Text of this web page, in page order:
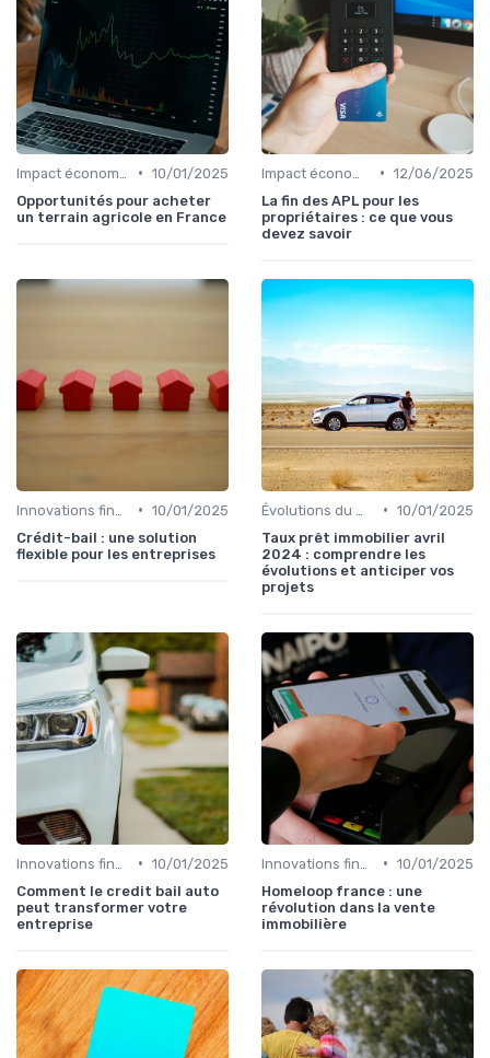
• 10/01/2025
Opportunités pour acheter
un terrain agricole en France
• 12/06/2025
La fin des APL pour les
propriétaires : ce que vous
devez savoir
• 10/01/2025
Crédit-bail : une solution
flexible pour les entreprises
• 10/01/2025
Taux prêt immobilier avril
2024 : comprendre les
évolutions et anticiper vos
projets
• 10/01/2025
Comment le credit bail auto
peut transformer votre
entreprise
• 10/01/2025
Homeloop france : une
révolution dans la vente
immobilière